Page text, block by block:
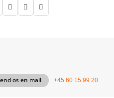
  
os en mail +45 60 15 99 20